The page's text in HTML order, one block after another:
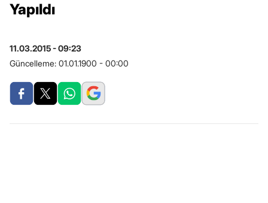
Yapıldı
11.03.2015 - 09:23
Güncelleme: 01.01.1900 - 00:00